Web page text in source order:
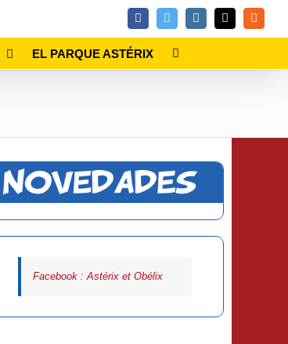
FacebookTwitterInstagramEmailRss
EL PARQUE ASTÉRIX
Facebook : Astérix et Obélix